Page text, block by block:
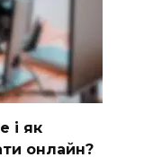
і як
онлайн?